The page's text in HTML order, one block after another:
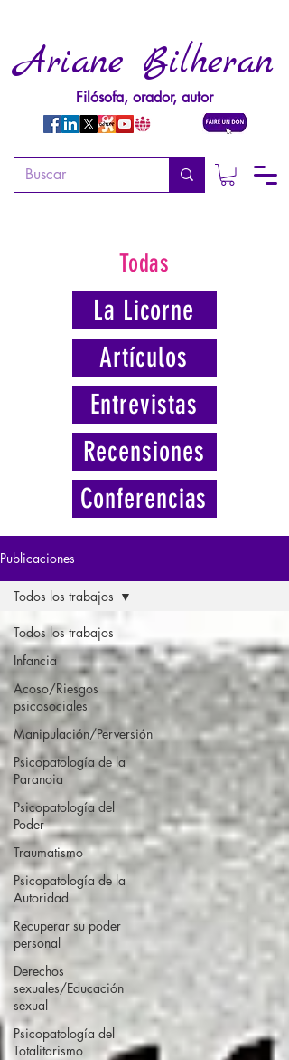
Ariane Bilheran
Filósofa, orador, autor
Todas
La Licorne
Artículos
Entrevistas
Recensiones
Conferencias
Publicaciones
Todos los trabajos
Infancia
Acoso/Riesgos
psicosociales
Manipulación/Perversión
Psicopatología de la
Paranoia
Psicopatología del
Poder
Traumatismo
Psicopatología de la
Autoridad
Recuperar su poder
personal
Derechos
sexuales/Educación
sexual
Psicopatología del
Totalitarismo
Todos los trabajos